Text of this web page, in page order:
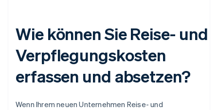
Wie können Sie Reise- und
Verpflegungskosten
erfassen und absetzen?
Wenn Ihrem neuen Unternehmen Reise- und